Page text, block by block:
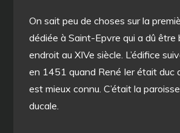
On sait peu de choses sur la
dédiée à Saint-Epvre qui a dû être
endroit au XIVe siècle. L’édifice
en 1451 quand René Ier était duc
est mieux connu. C’était la
ducale.